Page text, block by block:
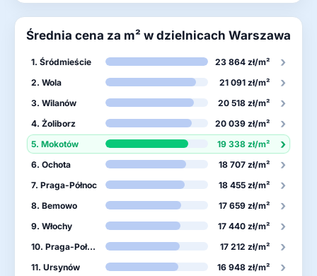
Średnia cena za m² w dzielnicach Warszawa
1. Śródmieście 23 864 zł/m² ›
2. Wola 21 091 zł/m² ›
3. Wilanów 20 518 zł/m² ›
4. Żoliborz 20 039 zł/m² ›
5. Mokotów 19 338 zł/m² ›
6. Ochota 18 707 zł/m² ›
7. Praga-Północ 18 455 zł/m² ›
8. Bemowo 17 659 zł/m² ›
9. Włochy 17 440 zł/m² ›
10. Praga-Południe 17 212 zł/m² ›
11. Ursynów 16 948 zł/m² ›